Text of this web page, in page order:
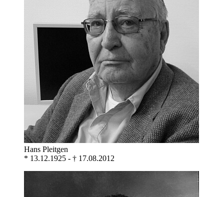
Hans Pleitgen
* 13.12.1925 - † 17.08.2012